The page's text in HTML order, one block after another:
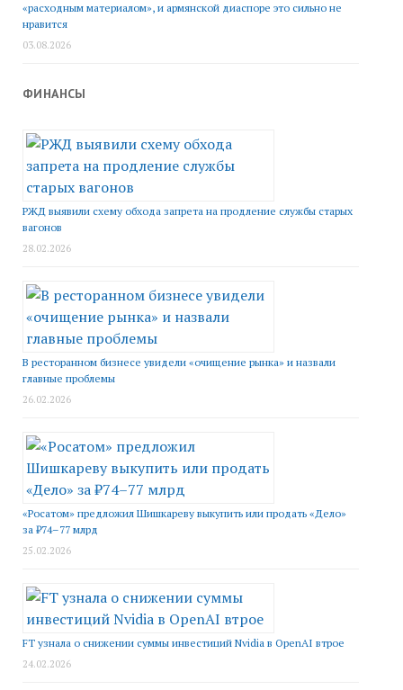
«расходным материалом», и армянской диаспоре это сильно не
нравится
03.08.2026
ФИНАНСЫ
РЖД выявили схему обхода запрета на продление службы старых
вагонов
28.02.2026
В ресторанном бизнесе увидели «очищение рынка» и назвали
главные проблемы
26.02.2026
«Росатом» предложил Шишкареву выкупить или продать «Дело»
за ₽74–77 млрд
25.02.2026
FT узнала о снижении суммы инвестиций Nvidia в OpenAI втрое
24.02.2026